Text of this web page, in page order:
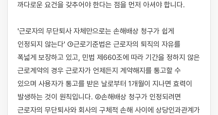
까다로운 요건을 갖추어야 한다는 점을 먼저 아셔야 합니다.
'근로자의 무단퇴사 자체만으로는 손해배상 청구가 쉽게
인정되지 않는다' ①근로기준법은 근로자의 퇴직의 자유를
폭넓게 보장하고 있고, 민법 제660조에 따라 기간을 정하지 않은
근로계약의 경우 근로자가 언제든지 계약해지를 통고할 수
있으며 사용자가 통고를 받은 날로부터 1개월이 지나면 효력이
발생하는 것이 원칙입니다. ②손해배상 청구가 인정되려면
근로자의 무단퇴사와 회사의 구체적 손해 사이에 상당인과관계가